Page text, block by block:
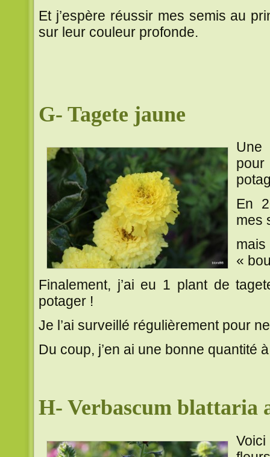
Et j’espère réussir mes semis au
sur leur couleur profonde.
G- Tagete jaune
En
mes
«
Finalement, j’ai eu 1 plant de
potager !
Je l’ai surveillé régulièrement pour
Du coup, j’en ai une bonne quantité
H- Verbascum blattaria